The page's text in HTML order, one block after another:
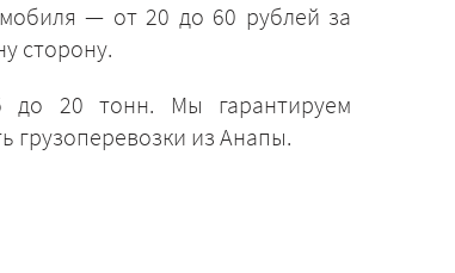
— от 20 до 60 рублей за
сторону.
до 20 тонн. Мы гарантируем
грузоперевозки из Анапы.